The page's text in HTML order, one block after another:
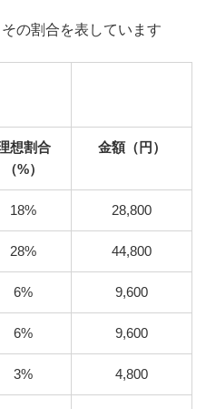
の割合を表しています
想割合
（%）
金額（円）
18% 28,800
28% 44,800
6% 9,600
6% 9,600
3% 4,800